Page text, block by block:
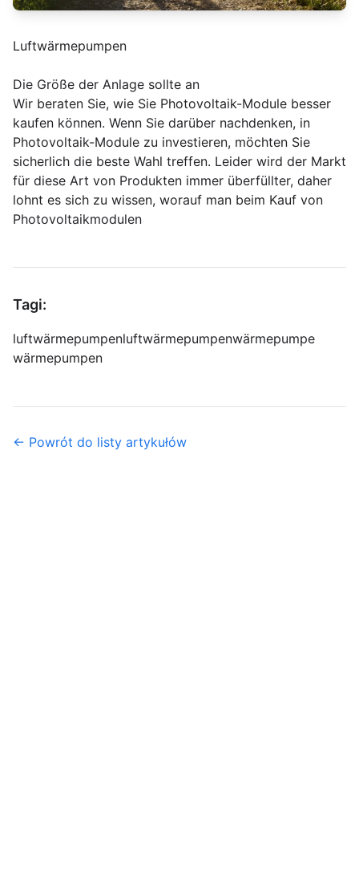
Luftwärmepumpen
Die Größe der Anlage sollte an
Wir beraten Sie, wie Sie Photovoltaik-Module besser
kaufen können. Wenn Sie darüber nachdenken, in
Photovoltaik-Module zu investieren, möchten Sie
sicherlich die beste Wahl treffen. Leider wird der Markt
für diese Art von Produkten immer überfüllter, daher
lohnt es sich zu wissen, worauf man beim Kauf von
Photovoltaikmodulen
Tagi:
luftwärmepumpenluftwärmepumpenwärmepumpe
wärmepumpen
← Powrót do listy artykułów